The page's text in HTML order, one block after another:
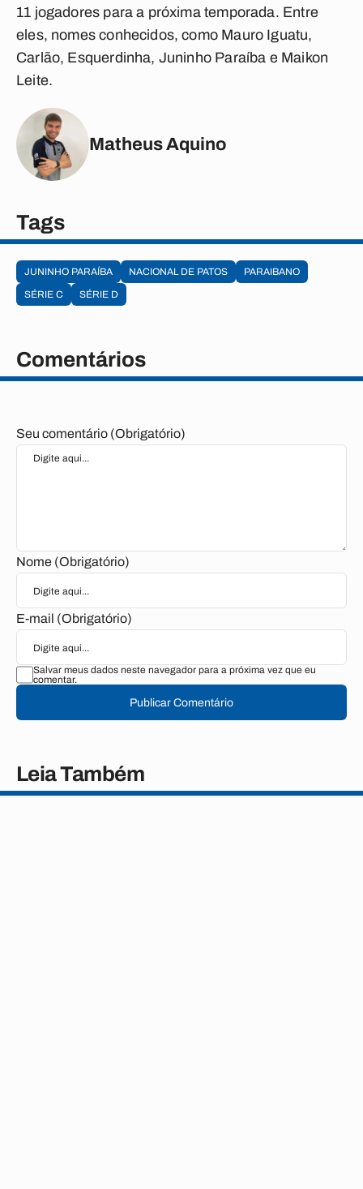
11 jogadores para a próxima temporada. Entre
eles, nomes conhecidos, como Mauro Iguatu,
Carlão, Esquerdinha, Juninho Paraíba e Maikon
Leite.
Matheus Aquino
Tags
JUNINHO PARAÍBA NACIONAL DE PATOS
PARAIBANO
SÉRIE C
SÉRIE D
Comentários
Seu comentário (Obrigatório)
Nome (Obrigatório)
E-mail (Obrigatório)
Salvar meus dados neste navegador para a próxima vez que eu
comentar.
Publicar Comentário
Leia Também